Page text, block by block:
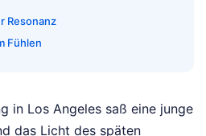
Resonanz
Fühlen
in Los Angeles saß eine junge
das Licht des späten